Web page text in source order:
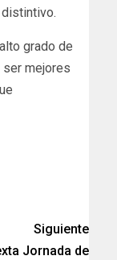
grado de
mejores
Siguiente
Jornada de